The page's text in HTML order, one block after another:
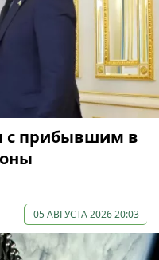
с прибывшим в
05 АВГУСТА 2026 20:03